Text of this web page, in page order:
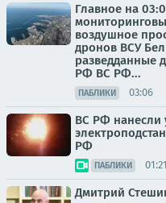
Главное на
воздушное
дронов ВСУ
разведданные
РФ ВС РФ...
ПАБЛИКИ 03:06
ВС РФ нанесли
РФ
ПАБЛИКИ 01:21
Дмитрий